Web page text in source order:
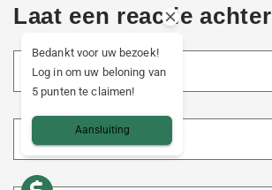
Laat een reactie achter
Naam*
E-mail *
Bedankt voor uw bezoek!
Log in om uw beloning van
5 punten te claimen!
Aansluiting